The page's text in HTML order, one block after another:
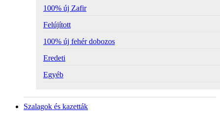
100% új Zafir
Felújított
100% új fehér dobozos
Eredeti
Egyéb
Szalagok és kazetták